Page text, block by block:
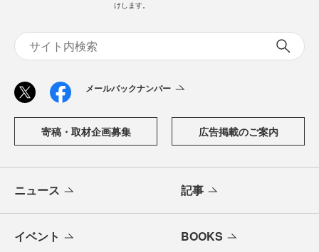
けします。
メールバックナンバー
寄稿・取材企画募集 広告掲載のご案内
ニュース 記事
イベント BOOKS